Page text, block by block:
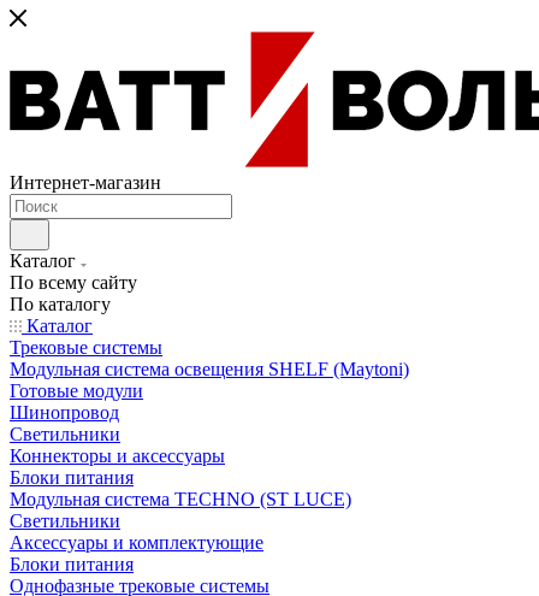
Интернет-магазин
Каталог
По всему сайту
По каталогу
Каталог
Трековые системы
Модульная система освещения SHELF (Maytoni)
Готовые модули
Шинопровод
Светильники
Коннекторы и аксессуары
Блоки питания
Модульная система TECHNO (ST LUCE)
Светильники
Аксессуары и комплектующие
Блоки питания
Однофазные трековые системы